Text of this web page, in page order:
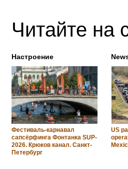
Читайте на
Настроение
Фестиваль-карнавал
сапсёрфинга Фонтанка SUP-
2026. Крюков канал. Санкт-
Петербург
US